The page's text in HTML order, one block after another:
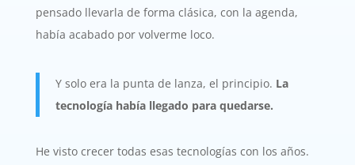
pensado llevarla de forma clásica, con la agenda,
había acabado por volverme loco.
Y solo era la punta de lanza, el principio. La
tecnología había llegado para quedarse.
He visto crecer todas esas tecnologías con los años.